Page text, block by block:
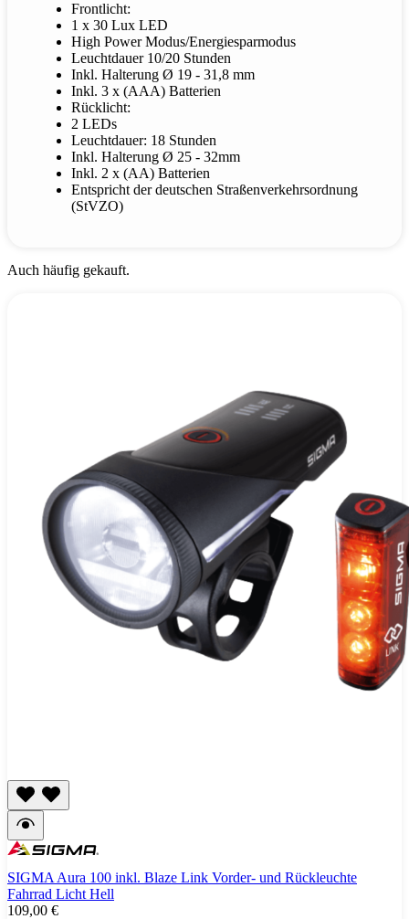
Frontlicht:
1 x 30 Lux LED
High Power Modus/Energiesparmodus
Leuchtdauer 10/20 Stunden
Inkl. Halterung Ø 19 - 31,8 mm
Inkl. 3 x (AAA) Batterien
Rücklicht:
2 LEDs
Leuchtdauer: 18 Stunden
Inkl. Halterung Ø 25 - 32mm
Inkl. 2 x (AA) Batterien
Entspricht der deutschen Straßenverkehrsordnung
(StVZO)
Auch häufig gekauft.
SIGMA Aura 100 inkl. Blaze Link Vorder- und Rückleuchte
Fahrrad Licht Hell
109,00 €